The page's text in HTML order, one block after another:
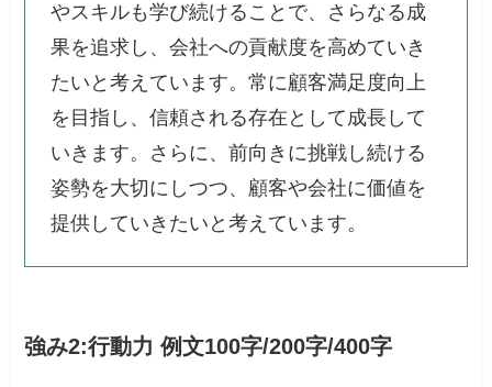
やスキルも学び続けることで、さらなる成
果を追求し、会社への貢献度を高めていき
たいと考えています。常に顧客満足度向上
を目指し、信頼される存在として成長して
いきます。さらに、前向きに挑戦し続ける
姿勢を大切にしつつ、顧客や会社に価値を
提供していきたいと考えています。
強み2:行動力 例文100字/200字/400字